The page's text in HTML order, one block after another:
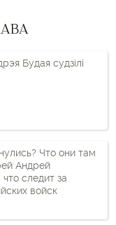
Будая судзілі
Что они там
Андрей
следит за
войск